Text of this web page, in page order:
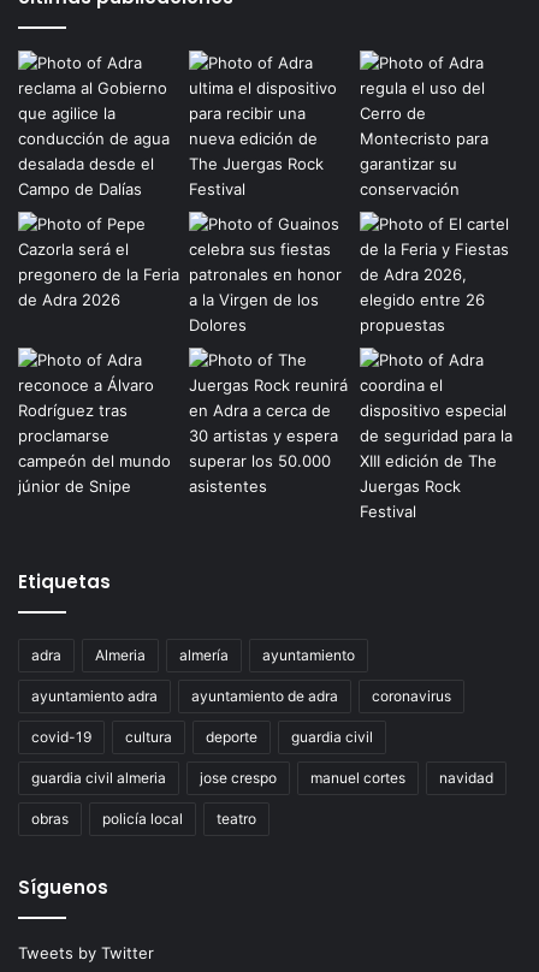
Etiquetas
adra Almeria almería ayuntamiento
ayuntamiento adra ayuntamiento de adra coronavirus
covid-19 cultura deporte guardia civil
guardia civil almeria jose crespo manuel cortes navidad
obras policía local teatro
Síguenos
Tweets by Twitter